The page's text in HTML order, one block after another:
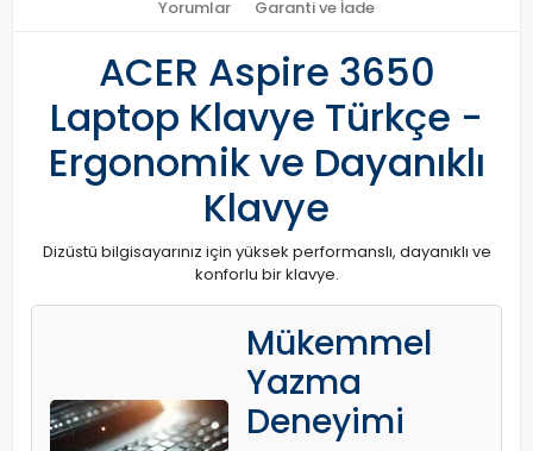
Yorumlar Garanti ve İade
ACER Aspire 3650
Laptop Klavye Türkçe -
Ergonomik ve Dayanıklı
Klavye
Dizüstü bilgisayarınız için yüksek performanslı, dayanıklı ve
konforlu bir klavye.
Mükemmel
Yazma
Deneyimi